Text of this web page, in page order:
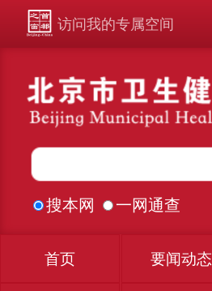
访问我的专属空间
搜本网 一网通查
首页 要闻动态